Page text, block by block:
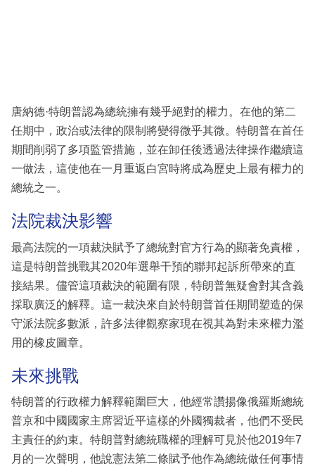
閱
專
區
唐納德·特朗普認為總統擁有幾乎絕對的權力。在他的第二
任期中，政治或法律的限制將變得微乎其微。特朗普在首任
期間削弱了多項監管措施，並在卸任後透過法律操作繼續這
一做法，這使他在一月重返白宮時將成為歷史上最有權力的
總統之一。
法院裁決影響
最高法院的一項裁決賦予了總統對官方行為的顯著免責權，
這是特朗普挑戰其2020年選舉干預的聯邦起訴所帶來的直
接結果。儘管這項裁決的範圍有限，特朗普無疑會對其含義
採取廣泛的解釋。這一裁決來自於特朗普首任期間塑造的保
守派法院多數派，許多法律觀察家現在視其為對未來權力濫
用的橡皮圖章。
未來挑戰
特朗普的行政權力解釋範圍巨大，他經常讚揚像俄羅斯總統
普京和中國國家主席習近平這樣的外國獨裁者，他們不受民
主責任的約束。特朗普對總統職權的理解可見於他2019年7
月的一次聲明，他說憲法第二條賦予他作為總統做任何事情